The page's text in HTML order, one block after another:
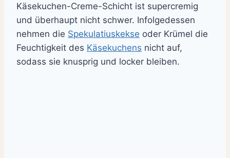
Käsekuchen-Creme-Schicht ist supercremig
und überhaupt nicht schwer. Infolgedessen
nehmen die Spekulatiuskekse oder Krümel die
Feuchtigkeit des Käsekuchens nicht auf,
sodass sie knusprig und locker bleiben.